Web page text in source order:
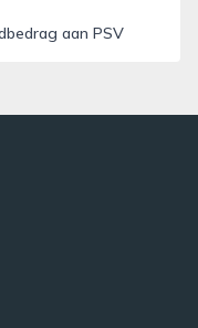
aan PSV